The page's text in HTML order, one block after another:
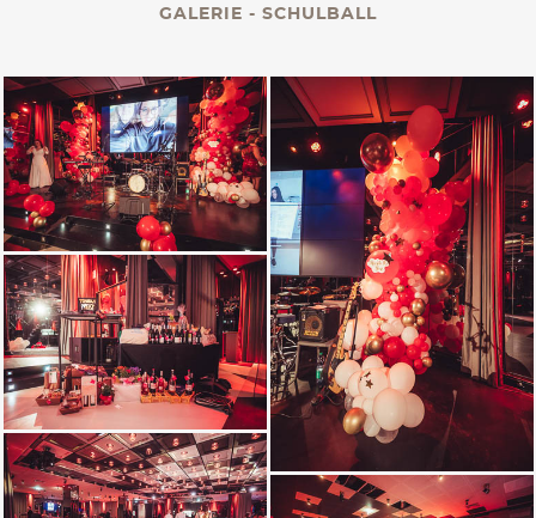
1010 Wien
office@palaisberg.at
+43 01 503 28 14
Impressum & Datenschutz
AGB
Language:
EN/ DE
GALERIE - SCHULBALL